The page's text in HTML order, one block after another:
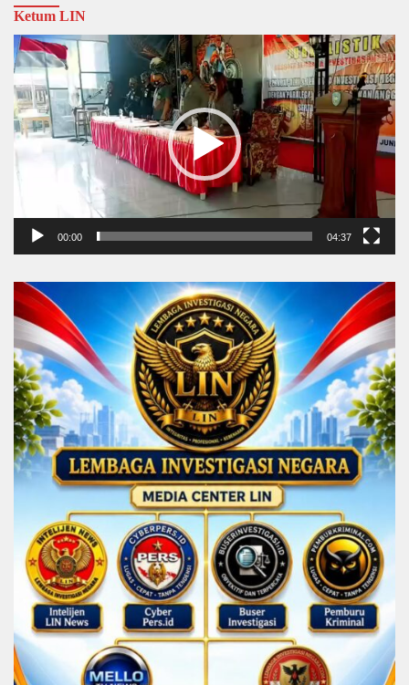
Ketum LIN
Video
Player
00:00 04:37